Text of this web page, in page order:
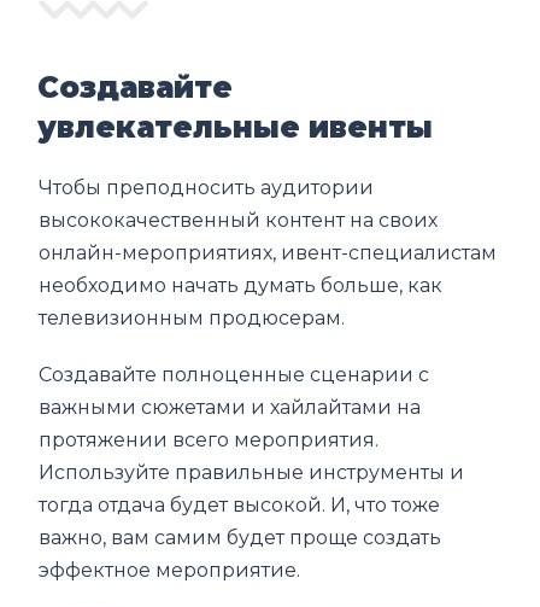
Создавайте
увлекательные ивенты
Чтобы преподносить аудитории
высококачественный контент на своих
онлайн-мероприятиях, ивент-специалистам
необходимо начать думать больше, как
телевизионным продюсерам.
Создавайте полноценные сценарии с
важными сюжетами и хайлайтами на
протяжении всего мероприятия.
Используйте правильные инструменты и
тогда отдача будет высокой. И, что тоже
важно, вам самим будет проще создать
эффектное мероприятие.